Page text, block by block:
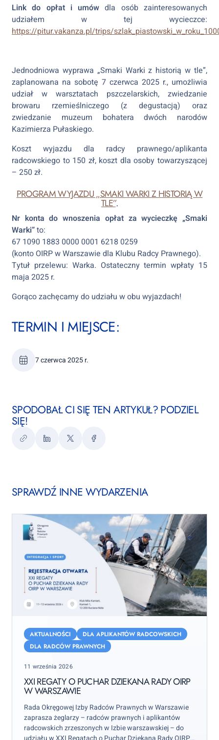
Link do opłat i umów dla osób zainteresowanych
udziałem w tej wycieczce:
https://pitur.vakanza.pl/trips/
Jednodniowa wyprawa „Smaki Warki z historią w tle”,
zaplanowana na sobotę 7 czerwca 2025 r., umożliwia
udział w warsztatach pszczelarskich, zwiedzanie
browaru rzemieślniczego (z degustacją) oraz
zwiedzanie muzeum bohatera dwóch narodów
Kazimierza Pułaskiego.
Koszt wyjazdu dla radcy prawnego/aplikanta
radcowskiego to 150 zł, koszt dla osoby towarzyszącej
– 250 zł.
PROGRAM WYJAZDU „SMAKI WARKI Z HISTORIĄ W
TLE”.
Nr konta do wnoszenia opłat za wycieczkę „Smaki
Warki”to:
67 1090 1883 0000 0001 6218 0259
(konto OIRP w Warszawie dla Klubu Radcy Prawnego).
Tytuł przelewu: Warka. Ostateczny termin wpłaty 15
maja 2025 r.
Gorąco zachęcamy do udziału w obu wyjazdach!
TERMIN I MIEJSCE:
7 czerwca 2025 r.
SPODOBAŁ CI SIĘ TEN ARTYKUŁ? PODZIEL
SIĘ!
KopiujLinkedInTwitter Facebook
SPRAWDŹ INNE WYDARZENIA
Regaty
Dziekana
Rady
OIRP
Warszawie
AKTUALNOŚCI
DLA APLIKANTÓW RADCOWSKICH
DLA RADCÓW PRAWNYCH
Posted
11 września 2026
XXI REGATY O PUCHAR DZIEKANA RADY OIRP
W WARSZAWIE
Rada Okręgowej Izby Radców Prawnych w Warszawie
zaprasza żeglarzy – radców prawnych i aplikantów
radcowskich zrzeszonych w Izbie warszawskiej – do